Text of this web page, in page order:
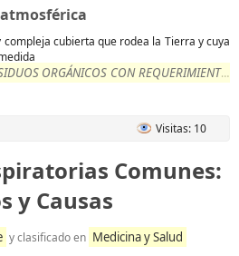
cubierta que rodea la Tierra y cuya
ORGÁNICOS CON REQUERIMIENTO
Visitas: 10
Comunes:
y Causas
y clasificado en Medicina y Salud